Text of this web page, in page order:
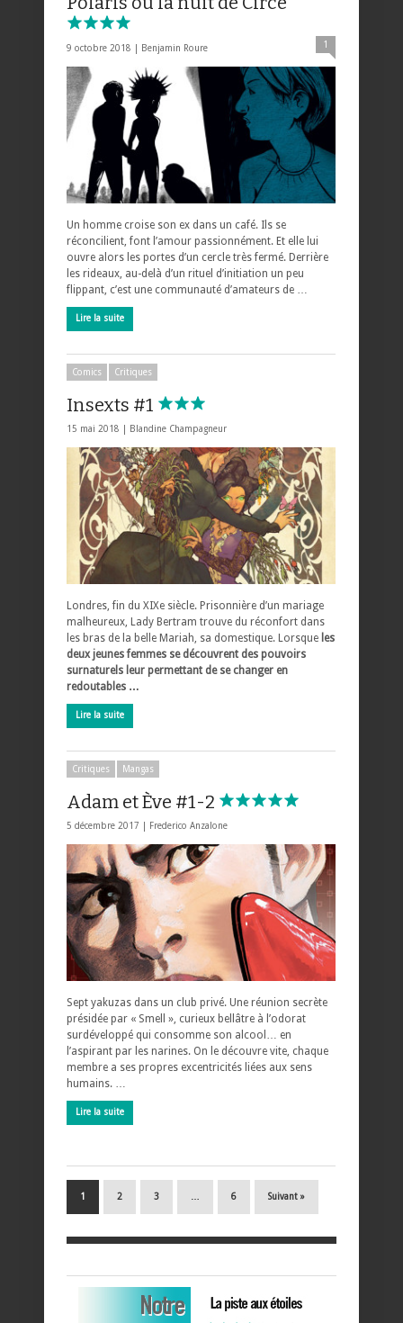
9 octobre 2018 | Benjamin Roure 1
Un homme croise son ex dans un café. Ils se
réconcilient, font l’amour passionnément. Et elle lui
ouvre alors les portes d’un cercle très fermé. Derrière
les rideaux, au-delà d’un rituel d’initiation un peu
flippant, c’est une communauté d’amateurs de …
Lire la suite
Comics Critiques
Insexts #1
15 mai 2018 | Blandine Champagneur
Londres, fin du XIXe siècle. Prisonnière d’un mariage
malheureux, Lady Bertram trouve du réconfort dans
les bras de la belle Mariah, sa domestique. Lorsque les
deux jeunes femmes se découvrent des pouvoirs
surnaturels leur permettant de se changer en
redoutables …
Lire la suite
Critiques Mangas
Adam et Ève #1-2
5 décembre 2017 | Frederico Anzalone
Sept yakuzas dans un club privé. Une réunion secrète
présidée par « Smell », curieux bellâtre à l’odorat
surdéveloppé qui consomme son alcool… en
l’aspirant par les narines. On le découvre vite, chaque
membre a ses propres excentricités liées aux sens
humains. …
Lire la suite
1 2 3 6 Suivant »